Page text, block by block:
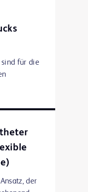
sind für die
der